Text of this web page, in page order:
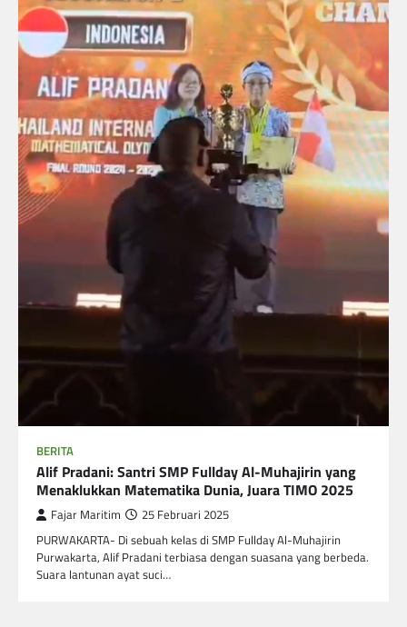
BERITA
Alif Pradani: Santri SMP Fullday Al-Muhajirin yang
Menaklukkan Matematika Dunia, Juara TIMO 2025
Fajar Maritim 25 Februari 2025
PURWAKARTA- Di sebuah kelas di SMP Fullday Al-Muhajirin
Purwakarta, Alif Pradani terbiasa dengan suasana yang berbeda.
Suara lantunan ayat suci…